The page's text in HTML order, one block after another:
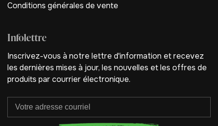
Conditions générales de vente
Infolettre
Inscrivez-vous à notre lettre d'information et recevez
les dernières mises à jour, les nouvelles et les offres de
produits par courrier électronique.